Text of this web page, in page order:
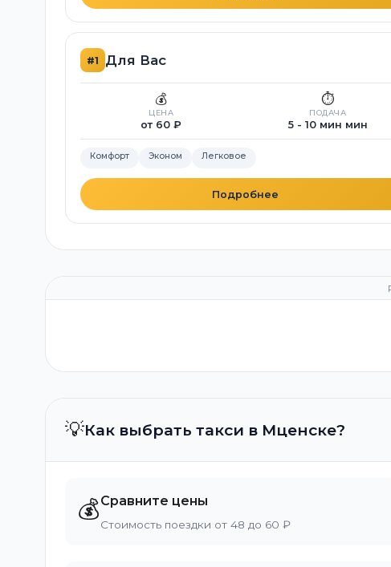
#1 Для Вас
💰
ЦЕНА
от 60 ₽
⏱️
ПОДАЧА
5 - 10 мин мин
Комфорт Эконом Легковое
Подробнее
💡Как выбрать такси в Мценске?
💰Сравните цены
Стоимость поездки от 48 до 60 ₽